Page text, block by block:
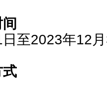
至2023年12
式